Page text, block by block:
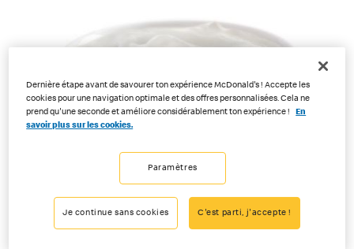
Dernière étape avant de savourer ton expérience McDonald's ! Accepte les
cookies pour une navigation optimale et des offres personnalisées. Cela ne
prend qu'une seconde et améliore considérablement ton expérience !
En
savoir plus sur les cookies.
Paramètres
Je continue sans cookies C'est parti, j'accepte !